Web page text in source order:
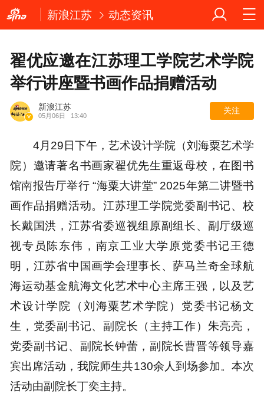
新浪江苏 动态资讯
翟优应邀在江苏理工学院艺术学院
举行讲座暨书画作品捐赠活动
新浪江苏
05月06日 13:40
关注
4月29日下午，艺术设计学院（刘海粟艺术学
院）邀请著名书画家翟优先生重返母校，在图书
馆南报告厅举行 “海粟大讲堂” 2025年第二讲暨书
画作品捐赠活动。江苏理工学院党委副书记、校
长戴国洪，江苏省委巡视组原副组长、副厅级巡
视专员陈东伟，南京工业大学原党委书记王德
明，江苏省中国画学会理事长、萨马兰奇全球航
海运动基金航海文化艺术中心主席王强，以及艺
术设计学院（刘海粟艺术学院）党委书记杨文
生，党委副书记、副院长（主持工作）朱亮亮，
党委副书记、副院长钟蕾，副院长曹晋等领导嘉
宾出席活动，我院师生共130余人到场参加。本次
活动由副院长丁奕主持。